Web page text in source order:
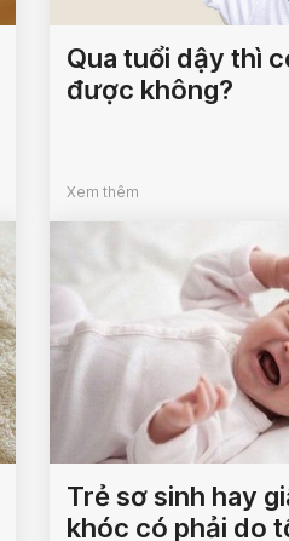
Qua tuổi dậy thì
được không?
Xem thêm
Trẻ sơ sinh hay
khóc có phải do